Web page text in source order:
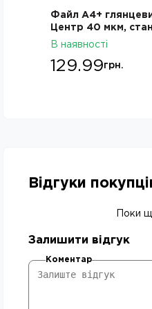
7011 Синій
В наявності
155.27
грн.
149.80 грн.
Відгуки
Поки
Залишити відгук
Коментар